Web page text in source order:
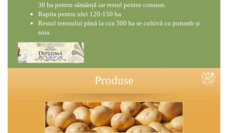
30 ha pentru sămânță iar restul pentru consum.
Rapita pentru ulei 120-150 ha
Restul terenului până la cca 500 ha se cultivă cu porumb și
soia.
Produse